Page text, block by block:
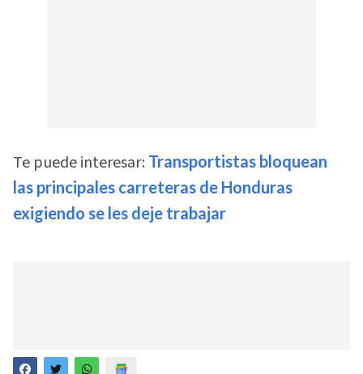
Te puede interesar: Transportistas bloquean
las principales carreteras de Honduras
exigiendo se les deje trabajar